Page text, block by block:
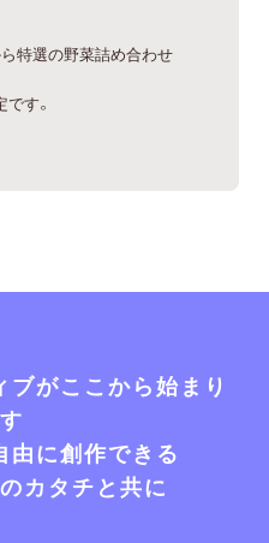
特選の野菜詰め合わせ
す。
がここから始まり
由に創作できる
カタチと共に